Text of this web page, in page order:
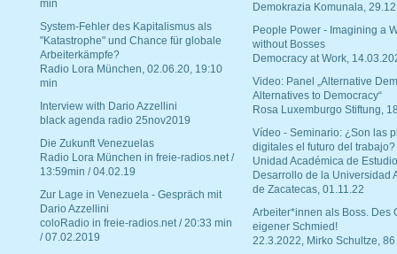
min
System-Fehler des Kapitalismus als
"Katastrophe" und Chance für globale
Arbeiterkämpfe?
Radio Lora München, 02.06.20, 19:10
min
Interview with Dario Azzellini
black agenda radio 25nov2019
Die Zukunft Venezuelas
Radio Lora München in freie-radios.net /
13:59min / 04.02.19
Zur Lage in Venezuela - Gespräch mit
Dario Azzellini
coloRadio in freie-radios.net / 20:33 min
/ 07.02.2019
Demokrazia Komunala,
People Power - Imagining a
without Bosses
Democracy at Work,
Video: Panel „Alternative
Alternatives to Democracy“
Rosa Luxemburgo Stiftung,
Vídeo - Seminario: ¿Son las
digitales el futuro del trabajo?
Unidad Académica de
Desarrollo de la Universidad
de Zacatecas, 01.11.22
Arbeiter*innen als Boss. Des
eigener Schmied!
22.3.2022, Mirko Schultze, 86